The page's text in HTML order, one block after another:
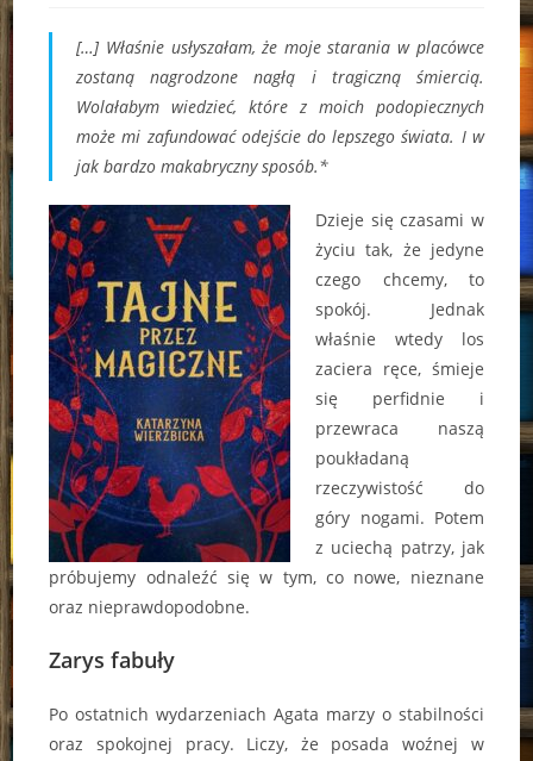
[…] Właśnie usłyszałam, że moje starania w placówce
zostaną nagrodzone nagłą i tragiczną śmiercią.
Wolałabym wiedzieć, które z moich podopiecznych
może mi zafundować odejście do lepszego świata. I w
jak bardzo makabryczny sposób.*
Dzieje się czasami w
życiu tak, że jedyne
czego chcemy, to
spokój. Jednak
właśnie wtedy los
zaciera ręce, śmieje
się perfidnie i
przewraca naszą
poukładaną
rzeczywistość do
góry nogami. Potem
z uciechą patrzy, jak
próbujemy odnaleźć się w tym, co nowe, nieznane
oraz nieprawdopodobne.
Zarys fabuły
Po ostatnich wydarzeniach Agata marzy o stabilności
oraz spokojnej pracy. Liczy, że posada woźnej w